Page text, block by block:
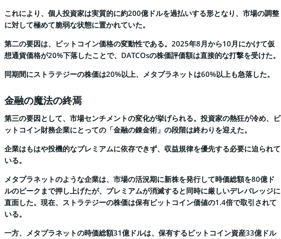
これにより、個人投資家は実質的に約200億ドルを過払いする形となり、市場の調整
に対して極めて脆弱な状態に置かれていた。
第二の要因は、ビットコイン価格の変動性である。2025年8月から10月にかけて仮
想通貨価格が20%下落したことで、DATCOsの株価評価額は直接的な打撃を受けた。
同期間にストラテジーの株価は20%以上、メタプラネットは60%以上も急落した。
金融の魔法の終焉
第三の要因として、市場センチメントの変化が挙げられる。投資家の熱狂が冷め、ビ
ットコイン財務企業にとっての「金融の錬金術」の段階は終わりを迎えた。
企業はもはや投機的なプレミアムに依存できず、収益規律を優先する必要に迫られて
いる。
メタプラネットのような企業は、市場の活況期に新株を発行して時価総額を80億ド
ルのピークまで押し上げたが、プレミアムが消滅すると同時に厳しいデレバレッジに
直面した。現在、ストラテジーの株価は保有ビットコイン価値の1.4倍で取引されて
いる。
一方、メタプラネットの時価総額31億ドルは、保有するビットコイン資産33億ドル